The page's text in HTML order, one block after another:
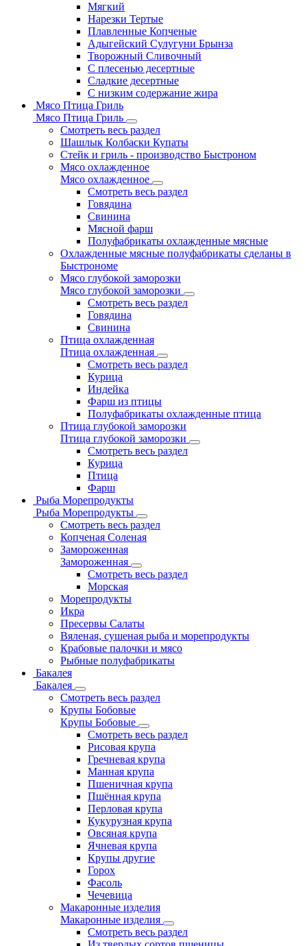
Мягкий
Нарезки Тертые
Плавленные Копченые
Адыгейский Сулугуни Брынза
Творожный Сливочный
С плесенью десертные
Сладкие десертные
С низким содержание жира
Мясо Птица Гриль
Мясо Птица Гриль
Смотреть весь раздел
Шашлык Колбаски Купаты
Стейк и гриль - производство Быстроном
Мясо охлажденное
Мясо охлажденное
Смотреть весь раздел
Говядина
Свинина
Мясной фарш
Полуфабрикаты охлажденные мясные
Охлажденные мясные полуфабрикаты сделаны в
Быстрономе
Мясо глубокой заморозки
Мясо глубокой заморозки
Смотреть весь раздел
Говядина
Свинина
Птица охлажденная
Птица охлажденная
Смотреть весь раздел
Курица
Индейка
Фарш из птицы
Полуфабрикаты охлажденные птица
Птица глубокой заморозки
Птица глубокой заморозки
Смотреть весь раздел
Курица
Птица
Фарш
Рыба Морепродукты
Рыба Морепродукты
Смотреть весь раздел
Копченая Соленая
Замороженная
Замороженная
Смотреть весь раздел
Морская
Морепродукты
Икра
Пресервы Салаты
Вяленая, сушеная рыба и морепродукты
Крабовые палочки и мясо
Рыбные полуфабрикаты
Бакалея
Бакалея
Смотреть весь раздел
Крупы Бобовые
Крупы Бобовые
Смотреть весь раздел
Рисовая крупа
Гречневая крупа
Манная крупа
Пшеничная крупа
Пшённая крупа
Перловая крупа
Кукурузная крупа
Овсяная крупа
Ячневая крупа
Крупы другие
Горох
Фасоль
Чечевица
Макаронные изделия
Макаронные изделия
Смотреть весь раздел